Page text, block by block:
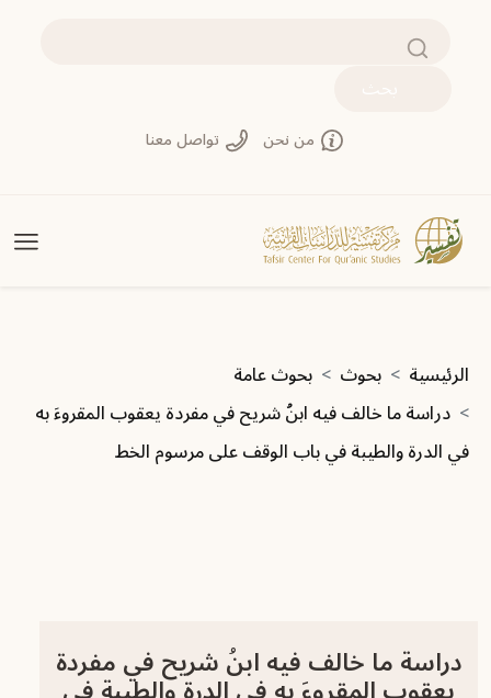
بحث
من نحن تواصل معنا
مسار التنقل
الرئيسية بحوث
بحوث عامة
دراسة ما خالف فيه ابنُ شريح في مفردة يعقوب المقروءَ به
في الدرة والطيبة في باب الوقف على مرسوم الخط
دراسة ما خالف فيه ابنُ شريح في مفردة